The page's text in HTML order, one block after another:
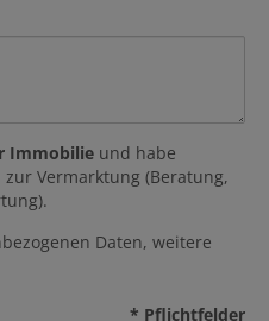
Immobilie und habe
Vermarktung (Beratung,
Daten, weitere
* Pflichtfelder